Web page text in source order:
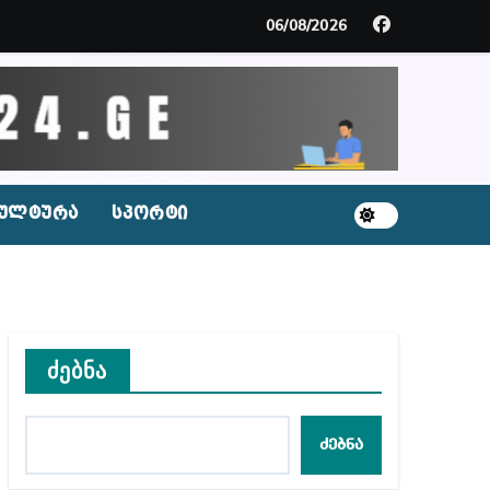
ცხენის ხორცი შეჰქონდათ
შეტევაზე ჩვენი ეროვნული იდენტობის
შედეგებამდე მივიდეთ – ირმა ინაშვილი
06/08/2026
სპორტი
ძებნა
ძებნა